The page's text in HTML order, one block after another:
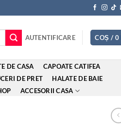
AUTENTIFICARE COȘ / 0
DE CASA
CAPOATE CATIFEA
DE PRET
HALATE DE BAIE
ACCESORII CASA